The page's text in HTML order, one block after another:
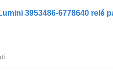
3953486-6778640 relé